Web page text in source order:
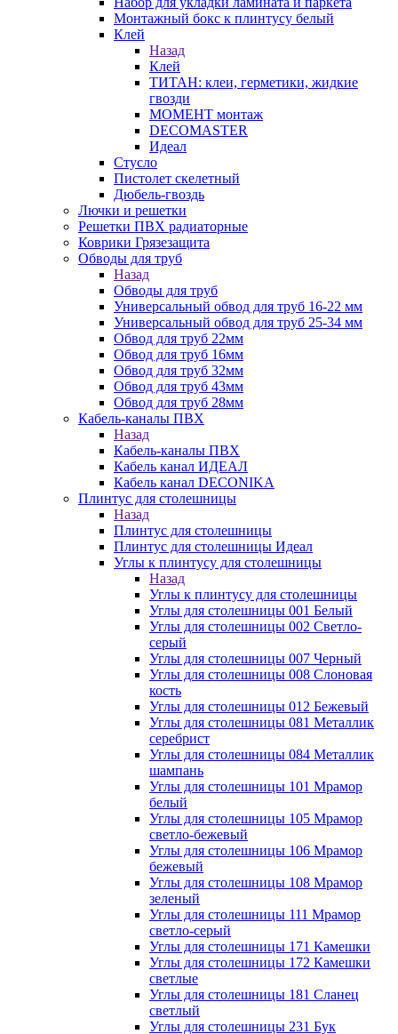
Монтажный бокс к плинтусу белый
Клей
Назад
Клей
ТИТАН: клеи, герметики, жидкие
гвозди
МОМЕНТ монтаж
DECOMASTER
Идеал
Стусло
Пистолет скелетный
Дюбель-гвоздь
Лючки и решетки
Решетки ПВХ радиаторные
Коврики Грязезащита
Обводы для труб
Назад
Обводы для труб
Универсальный обвод для труб 16-22 мм
Универсальный обвод для труб 25-34 мм
Обвод для труб 22мм
Обвод для труб 16мм
Обвод для труб 32мм
Обвод для труб 43мм
Обвод для труб 28мм
Кабель-каналы ПВХ
Назад
Кабель-каналы ПВХ
Кабель канал ИДЕАЛ
Кабель канал DECONIKA
Плинтус для столешницы
Назад
Плинтус для столешницы
Плинтус для столешницы Идеал
Углы к плинтусу для столешницы
Назад
Углы к плинтусу для столешницы
Углы для столешницы 001 Белый
Углы для столешницы 002 Светло-
серый
Углы для столешницы 007 Черный
Углы для столешницы 008 Слоновая
кость
Углы для столешницы 012 Бежевый
Углы для столешницы 081 Металлик
серебрист
Углы для столешницы 084 Металлик
шампань
Углы для столешницы 101 Мрамор
белый
Углы для столешницы 105 Мрамор
светло-бежевый
Углы для столешницы 106 Мрамор
бежевый
Углы для столешницы 108 Мрамор
зеленый
Углы для столешницы 111 Мрамор
светло-серый
Углы для столешницы 171 Камешки
Углы для столешницы 172 Камешки
светлые
Углы для столешницы 181 Сланец
светлый
Углы для столешницы 231 Бук